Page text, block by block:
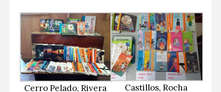
Cerro Pelado, Rivera Castillos, Rocha